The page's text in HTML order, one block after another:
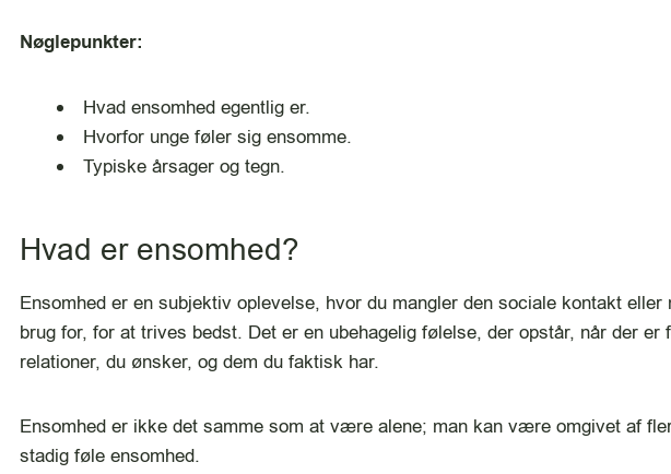
Nøglepunkter:
Hvad ensomhed egentlig er.
Hvorfor unge føler sig ensomme.
Typiske årsager og tegn.
Hvad er ensomhed?
Ensomhed er en subjektiv oplevelse, hvor du mangler den sociale kontakt
brug for, for at trives bedst. Det er en ubehagelig følelse, der opstår, når der er
relationer, du ønsker, og dem du faktisk har.
Ensomhed er ikke det samme som at være alene; man kan være omgivet af
stadig føle ensomhed.